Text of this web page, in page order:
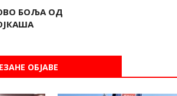
БОЉА ОД
ОБЈАВЕ